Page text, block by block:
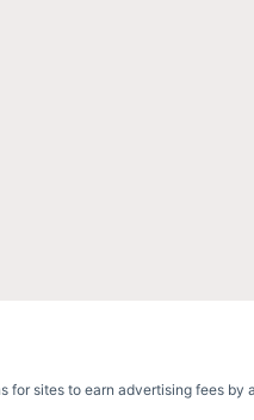
sites to earn advertising fees